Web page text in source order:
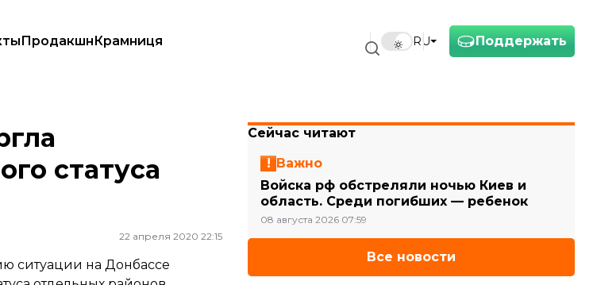
Поддержать
RU
ПродакшнКрамниця
ОП
статуса
22 апреля 2020 22:15
ситуации на Донбассе
Сейчас читают
Важно
Войска рф обстреляли ночью Киев и
область. Среди погибших — ребенок
08 августа 2026 07:59
Все новости